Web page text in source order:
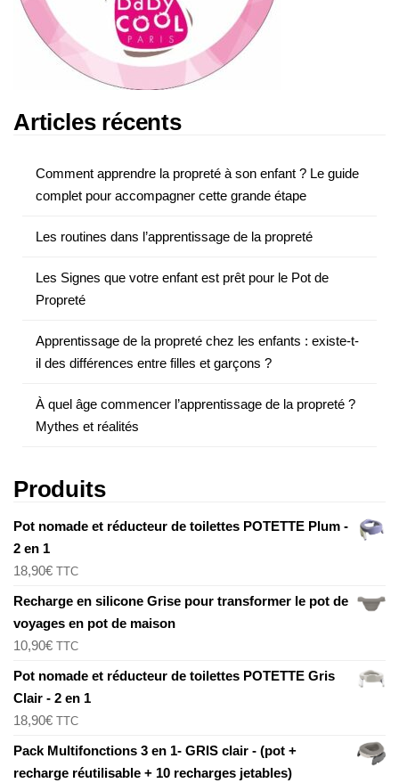
Articles récents
Comment apprendre la propreté à son enfant ? Le guide
complet pour accompagner cette grande étape
Les routines dans l’apprentissage de la propreté
Les Signes que votre enfant est prêt pour le Pot de
Propreté
Apprentissage de la propreté chez les enfants : existe-t-
il des différences entre filles et garçons ?
À quel âge commencer l’apprentissage de la propreté ?
Mythes et réalités
Produits
Pot nomade et réducteur de toilettes POTETTE Plum -
2 en 1
18,90€ TTC
Recharge en silicone Grise pour transformer le pot de
voyages en pot de maison
10,90€ TTC
Pot nomade et réducteur de toilettes POTETTE Gris
Clair - 2 en 1
18,90€ TTC
Pack Multifonctions 3 en 1- GRIS clair - (pot +
recharge réutilisable + 10 recharges jetables)